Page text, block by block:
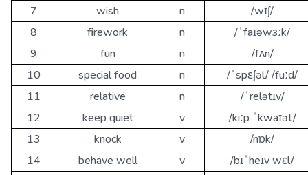
7
wish n
/wɪʃ/
8
firework n
/ˈfaɪəwɜːk/
9
fun n
/fʌn/
10
special food n
/ˈspɛʃəl/ /fuːd/
11
relative n
/ˈrelətɪv/
12
keep quiet v
/kiːp ˈkwaɪət/
13
knock v
/nɒk/
14
behave well v
/bɪˈheɪv wɛl/